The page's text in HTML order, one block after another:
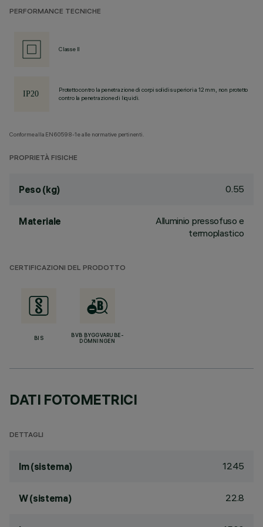
PERFORMANCE TECNICHE
Classe II
Protetto contro la penetrazione di corpi solidi superiori a 12 mm, non protetto
contro la penetrazione di liquidi.
Conforme alla EN60598-1 e alle normative pertinenti.
PROPRIETÀ FISICHE
Peso (kg) 0.55
Materiale
Alluminio pressofuso e
termoplastico
CERTIFICAZIONI DEL PRODOTTO
BIS
BVB BYGGVARUBE-
DÖMNINGEN
DATI FOTOMETRICI
DETTAGLI
lm (sistema) 1245
W (sistema) 22.8